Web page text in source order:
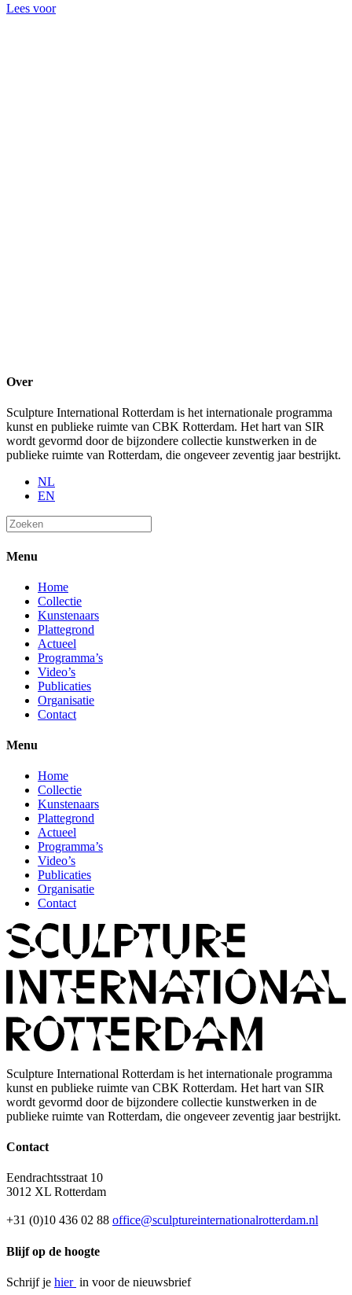
Lees voor
Over
Sculpture International Rotterdam is het internationale programma
kunst en publieke ruimte van CBK Rotterdam. Het hart van SIR
wordt gevormd door de bijzondere collectie kunstwerken in de
publieke ruimte van Rotterdam, die ongeveer zeventig jaar bestrijkt.
NL
EN
Menu
Home
Collectie
Kunstenaars
Plattegrond
Actueel
Programma’s
Video’s
Publicaties
Organisatie
Contact
Menu
Home
Collectie
Kunstenaars
Plattegrond
Actueel
Programma’s
Video’s
Publicaties
Organisatie
Contact
Sculpture International Rotterdam is het internationale programma
kunst en publieke ruimte van CBK Rotterdam. Het hart van SIR
wordt gevormd door de bijzondere collectie kunstwerken in de
publieke ruimte van Rotterdam, die ongeveer zeventig jaar bestrijkt.
Contact
Eendrachtsstraat 10
3012 XL Rotterdam
+31 (0)10 436 02 88 office@sculptureinternationalrotterdam.nl
Blijf op de hoogte
Schrijf je hier in voor de nieuwsbrief